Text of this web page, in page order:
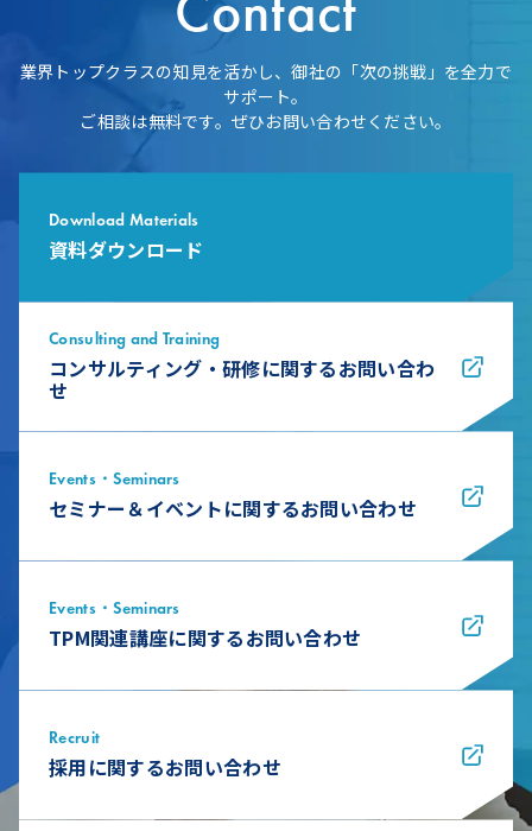
業界トップクラスの知見を活かし、御社の「次の挑戦」を全力で
サポート。
ご相談は無料です。ぜひお問い合わせください。
Download Materials
資料ダウンロード
Consulting and Training
コンサルティング・研修に関するお問い合わ
せ
Events・Seminars
セミナー＆イベントに関するお問い合わせ
Events・Seminars
TPM関連講座に関するお問い合わせ
Recruit
採用に関するお問い合わせ